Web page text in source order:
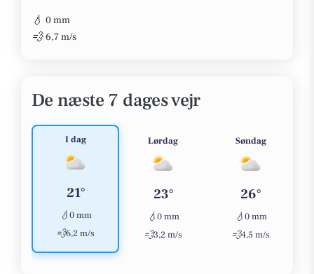
💧 0 mm
💨 6,7 m/s
De næste 7 dages vejr
I dag
21°
💧0 mm
💨6,2 m/s
Lørdag
23°
💧0 mm
💨3,2 m/s
Søndag
26°
💧0 mm
💨4,5 m/s